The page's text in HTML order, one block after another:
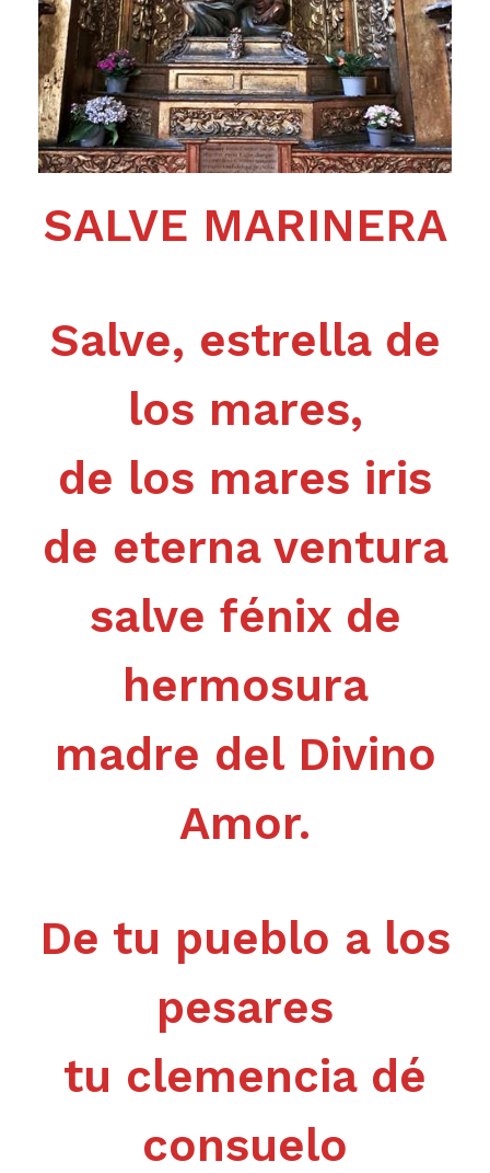
SALVE MARINERA
Salve, estrella de
los mares,
de los mares iris
de eterna ventura
salve fénix de
hermosura
madre del Divino
Amor.
De tu pueblo a los
pesares
tu clemencia dé
consuelo